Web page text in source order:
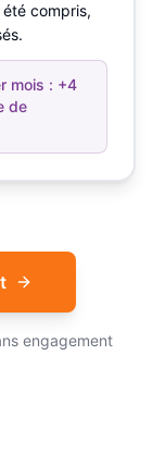
compris,
mois : +4
de
engagement